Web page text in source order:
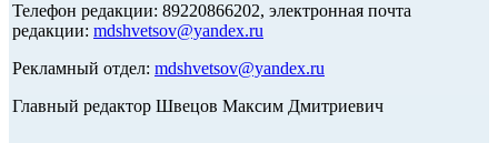
Телефон редакции: 89220866202, электронная почта
редакции: mdshvetsov@yandex.ru
Рекламный отдел: mdshvetsov@yandex.ru
Главный редактор Швецов Максим Дмитриевич